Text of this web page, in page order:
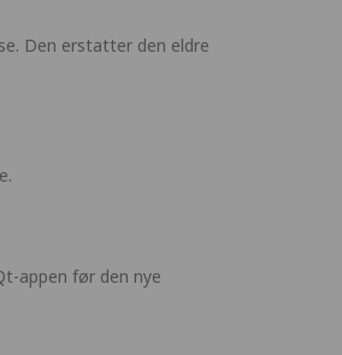
Den erstatter den eldre
appen før den nye